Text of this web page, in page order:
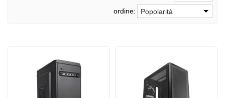
ordine:
Popolarità